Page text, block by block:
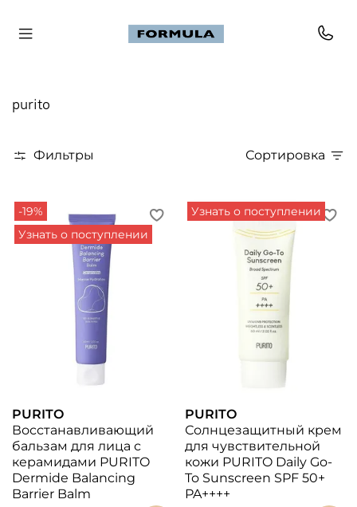
purito
Фильтры Сортировка
-19%
Узнать о поступлении
PURITO
Восстанавливающий
бальзам для лица с
керамидами PURITO
Dermide Balancing
Barrier Balm
Узнать о поступлении
PURITO
Солнцезащитный крем
для чувствительной
кожи PURITO Daily Go-
To Sunscreen SPF 50+
PA++++